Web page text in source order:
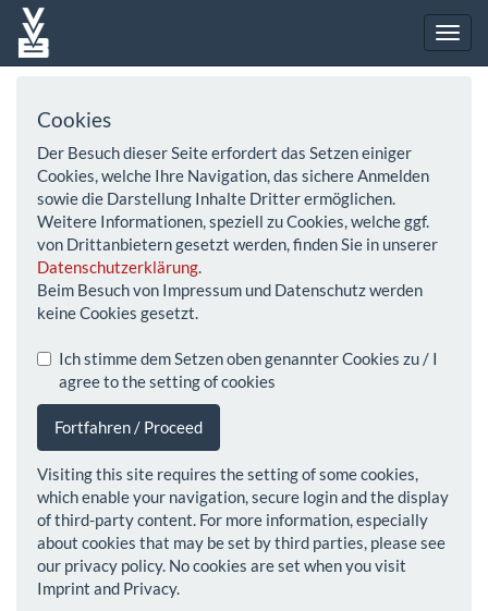
Cookies
Der Besuch dieser Seite erfordert das Setzen einiger
Cookies, welche Ihre Navigation, das sichere Anmelden
sowie die Darstellung Inhalte Dritter ermöglichen.
Weitere Informationen, speziell zu Cookies, welche ggf.
von Drittanbietern gesetzt werden, finden Sie in unserer
Datenschutzerklärung.
Beim Besuch von Impressum und Datenschutz werden
keine Cookies gesetzt.
Ich stimme dem Setzen oben genannter Cookies zu / I
agree to the setting of cookies
Fortfahren / Proceed
Visiting this site requires the setting of some cookies,
which enable your navigation, secure login and the display
of third-party content. For more information, especially
about cookies that may be set by third parties, please see
our privacy policy. No cookies are set when you visit
Imprint and Privacy.